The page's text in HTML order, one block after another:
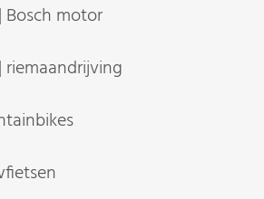
Bosch motor
riemaandrijving